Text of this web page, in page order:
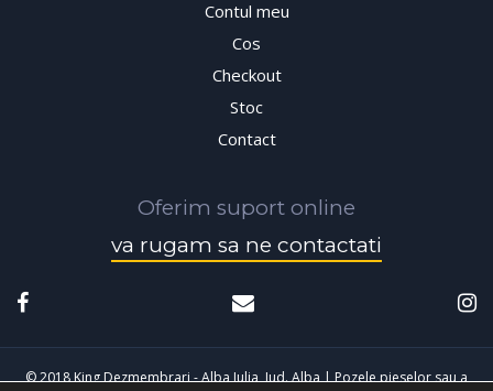
Contul meu
Cos
Checkout
Stoc
Contact
Oferim suport online
va rugam sa ne contactati
© 2018 King Dezmembrari - Alba Iulia, Jud. Alba | Pozele pieselor sau a